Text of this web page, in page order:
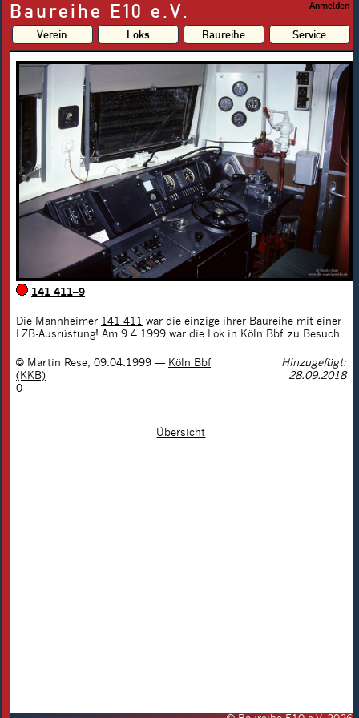
Baureihe E10 e.V. Anmelden
Verein Loks Baureihe Service
141 411–9
Die Mannheimer 141 411 war die einzige ihrer Baureihe mit einer
LZB-Ausrüstung! Am 9.4.1999 war die Lok in Köln Bbf zu Besuch.
© Martin Rese 09.04.1999 — Köln Bbf
(KKB)
Hinzugefügt:
28.09.2018
0
Übersicht